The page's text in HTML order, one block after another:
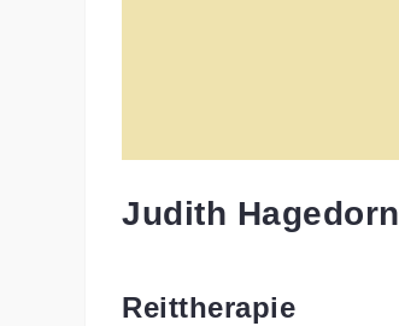
Judith Hagedorn
Reittherapie